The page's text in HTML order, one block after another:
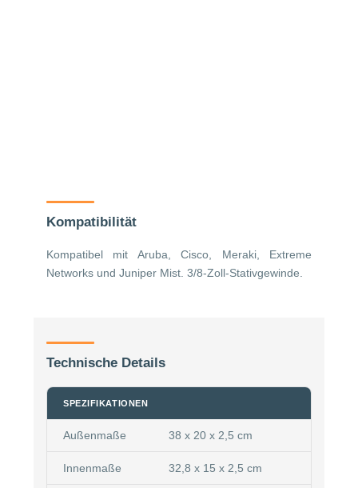
Kompatibilität
Kompatibel mit Aruba, Cisco, Meraki, Extreme
Networks und Juniper Mist. 3/8-Zoll-Stativgewinde.
Technische Details
SPEZIFIKATIONEN
Außenmaße 38 x 20 x 2,5 cm
Innenmaße 32,8 x 15 x 2,5 cm